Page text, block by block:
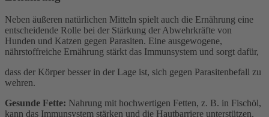
Neben äußeren natürlichen Mitteln spielt auch die Ernährung eine
entscheidende Rolle bei der Stärkung der Abwehrkräfte von
Hunden und Katzen gegen Parasiten. Eine ausgewogene,
nährstoffreiche Ernährung stärkt das Immunsystem und sorgt dafür,
dass der Körper besser in der Lage ist, sich gegen Parasitenbefall zu
wehren.
Gesunde Fette: Nahrung mit hochwertigen Fetten, z. B. in Fischöl,
kann das Immunsystem stärken und die Hautbarriere unterstützen.